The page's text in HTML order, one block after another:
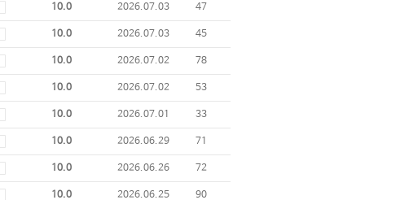
10.0 2026.07.03 47
10.0 2026.07.03 45
10.0 2026.07.02 78
10.0 2026.07.02 53
10.0 2026.07.01 33
10.0 2026.06.29 71
10.0 2026.06.26 72
10.0 2026.06.25 90